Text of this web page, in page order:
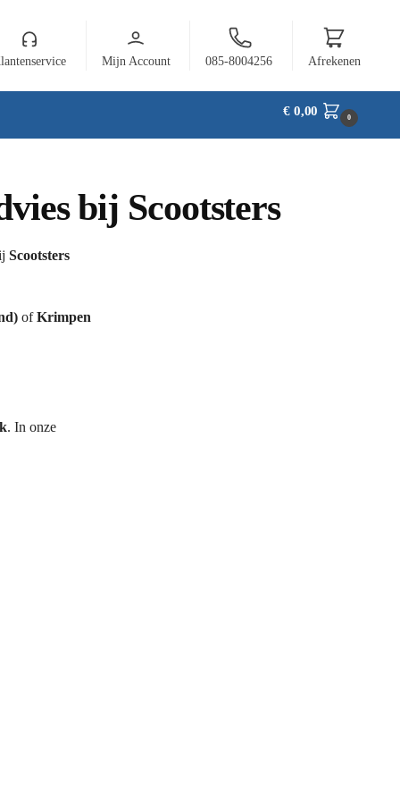
Mijn Account 085-8004256 Afrekenen
€0,00 0
bij Scootsters
Scootsters
ofKrimpen
. In onze